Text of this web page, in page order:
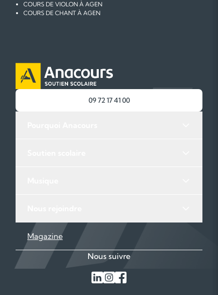
COURS DE VIOLON À AGEN
COURS DE CHANT À AGEN
09 72 17 41 00
Magazine
Nous suivre